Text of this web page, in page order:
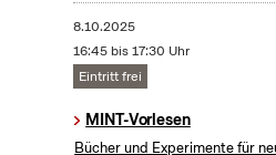
8.10.2025
16:45 bis 17:30 Uhr
Eintritt frei
MINT-Vorlesen
Bücher und Experimente für